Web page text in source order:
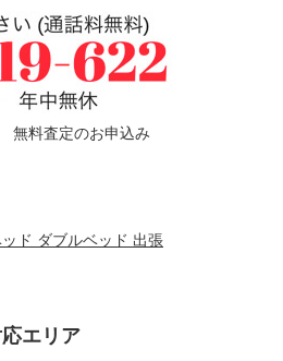
無料査定のお申込み
ド ダブルベッド 出張
エリア